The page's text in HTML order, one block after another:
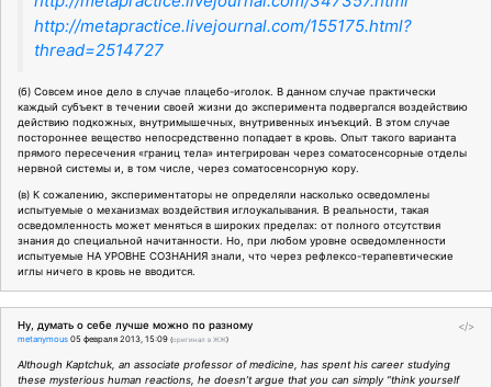
http://metapractice.livejournal.com/155175.html?
thread=2514727
(б) Совсем иное дело в случае плацебо-иголок. В данном случае практически
каждый субъект в течении своей жизни до эксперимента подвергался воздействию
действию подкожных, внутримышечных, внутривенных инъекций. В этом случае
постороннее вещество непосредственно попадает в кровь. Опыт такого варианта
прямого пересечения «границ тела» интегрирован через соматосенсорные отделы
нервной системы и, в том числе, через соматосенсорную кору.
(в) К сожалению, экспериментаторы не определяли насколько осведомлены
испытуемые о механизмах воздействия иглоукалывания. В реальности, такая
осведомленность может меняться в широких пределах: от полного отсутствия
знания до специальной начитанности. Но, при любом уровне осведомленности
испытуемые НА УРОВНЕ СОЗНАНИЯ знали, что через рефлексо-терапевтические
иглы ничего в кровь не вводится.
</>
Ну, думать о себе лучше можно по разному
metanymous 05 февраля 2013, 15:09 (оригинал в ЖЖ)
Although Kaptchuk, an associate professor of medicine, has spent his career studying
these mysterious human reactions, he doesn’t argue that you can simply “think yourself